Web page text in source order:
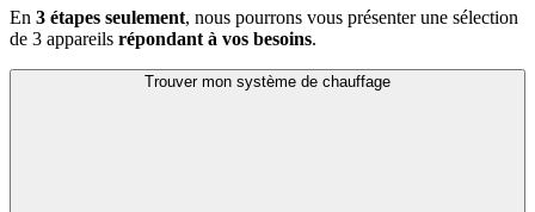
En 3 étapes seulement, nous pourrons vous présenter une sélection
de 3 appareils répondant à vos besoins.
Trouver mon système de chauffage